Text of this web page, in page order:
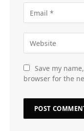
Save my
browser for the